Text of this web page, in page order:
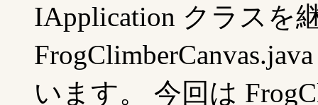
IApplication クラスを
います。 今回は